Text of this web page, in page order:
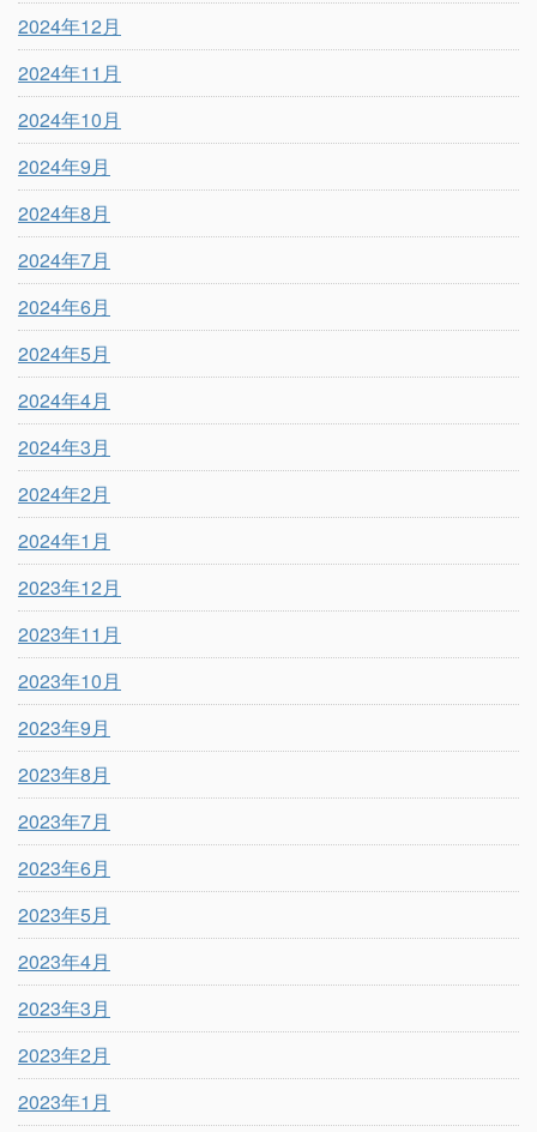
2024年12月
2024年11月
2024年10月
2024年9月
2024年8月
2024年7月
2024年6月
2024年5月
2024年4月
2024年3月
2024年2月
2024年1月
2023年12月
2023年11月
2023年10月
2023年9月
2023年8月
2023年7月
2023年6月
2023年5月
2023年4月
2023年3月
2023年2月
2023年1月